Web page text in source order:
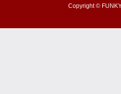
Copyright ©